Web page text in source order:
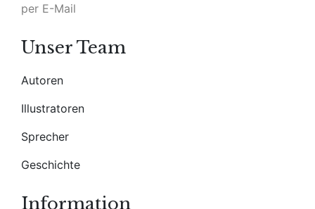
per E-Mail
Unser Team
Autoren
Illustratoren
Sprecher
Geschichte
Information